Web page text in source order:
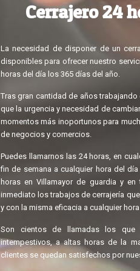
Cerrajero 24
La necesidad de disponer de un
disponibles para ofrecer nuestro
horas del día los 365 días del año.
Tras gran cantidad de años
que la urgencia y necesidad de
momentos más inoportunos para
de negocios y comercios.
Puedes llamarnos las 24 horas, en
fin de semana a cualquier hora del
horas en Villamayor de guardia y
inmediato los trabajos de cerrajería
y con la misma eficacia a cualquier
Son cientos de llamadas los
intempestivos, a altas horas de la
clientes se quedan satisfechos por